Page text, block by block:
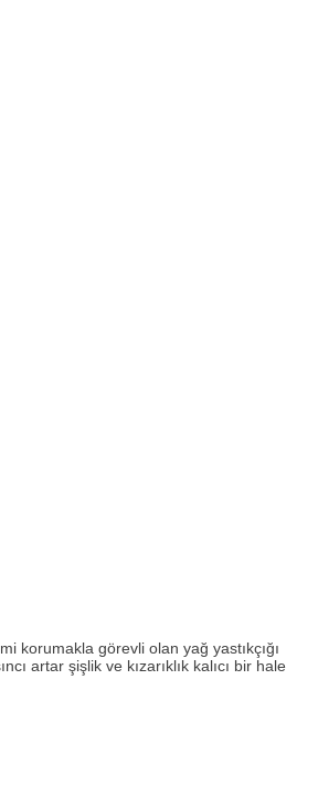
korumakla görevli olan yağ yastıkçığı
artar şişlik ve kızarıklık kalıcı bir hale